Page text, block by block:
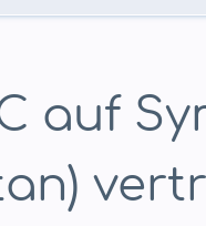
auf